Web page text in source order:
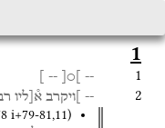
1
1
--
]○[
--
2
-- ]ויקרב א֯[ליו
i+79-81,11)